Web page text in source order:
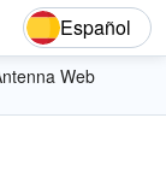
Español
Web